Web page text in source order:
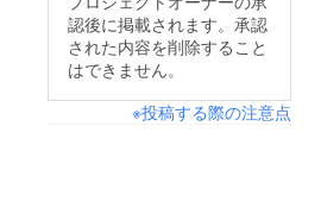
認後に掲載されます。承認
された内容を削除すること
はできません。
※投稿する際の注意点